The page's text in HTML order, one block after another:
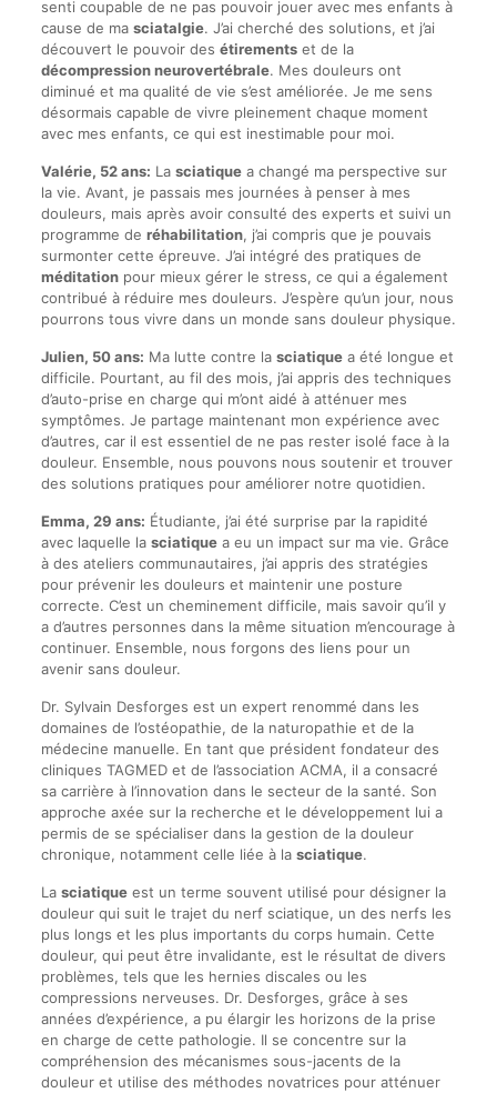
senti coupable de ne pas pouvoir jouer avec mes enfants à
cause de ma sciatalgie. J’ai cherché des solutions, et j’ai
découvert le pouvoir des étirementset de la
décompression neurovertébrale. Mes douleurs ont
diminué et ma qualité de vie s’est améliorée. Je me sens
désormais capable de vivre pleinement chaque moment
avec mes enfants, ce qui est inestimable pour moi.
Valérie, 52 ans: La sciatiquea changé ma perspective sur
la vie. Avant, je passais mes journées à penser à mes
douleurs, mais après avoir consulté des experts et suivi un
programme de réhabilitation, j’ai compris que je pouvais
surmonter cette épreuve. J’ai intégré des pratiques de
méditationpour mieux gérer le stress, ce qui a également
contribué à réduire mes douleurs. J’espère qu’un jour, nous
pourrons tous vivre dans un monde sans douleur physique.
Julien, 50 ans: Ma lutte contre la sciatiquea été longue et
difficile. Pourtant, au fil des mois, j’ai appris des techniques
d’auto-prise en charge qui m’ont aidé à atténuer mes
symptômes. Je partage maintenant mon expérience avec
d’autres, car il est essentiel de ne pas rester isolé face à la
douleur. Ensemble, nous pouvons nous soutenir et trouver
des solutions pratiques pour améliorer notre quotidien.
Emma, 29 ans: Étudiante, j’ai été surprise par la rapidité
avec laquelle la sciatiquea eu un impact sur ma vie. Grâce
à des ateliers communautaires, j’ai appris des stratégies
pour prévenir les douleurs et maintenir une posture
correcte. C’est un cheminement difficile, mais savoir qu’il y
a d’autres personnes dans la même situation m’encourage à
continuer. Ensemble, nous forgons des liens pour un
avenir sans douleur.
Dr. Sylvain Desforges est un expert renommé dans les
domaines de l’ostéopathie, de la naturopathie et de la
médecine manuelle. En tant que président fondateur des
cliniques TAGMED et de l’association ACMA, il a consacré
sa carrière à l’innovation dans le secteur de la santé. Son
approche axée sur la recherche et le développement lui a
permis de se spécialiser dans la gestion de la douleur
chronique, notamment celle liée à la sciatique.
La sciatiqueest un terme souvent utilisé pour désigner la
douleur qui suit le trajet du nerf sciatique, un des nerfs les
plus longs et les plus importants du corps humain. Cette
douleur, qui peut être invalidante, est le résultat de divers
problèmes, tels que les hernies discales ou les
compressions nerveuses. Dr. Desforges, grâce à ses
années d’expérience, a pu élargir les horizons de la prise
en charge de cette pathologie. Il se concentre sur la
compréhension des mécanismes sous-jacents de la
douleur et utilise des méthodes novatrices pour atténuer